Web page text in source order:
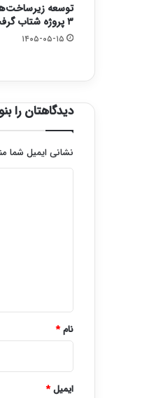
توسعه
۳ پروژه شتاب گرفت
۱۴۰۵-۰۵-۱۵
دیدگاهتان را
نشانی ایمیل شما
نام*
ایمیل*